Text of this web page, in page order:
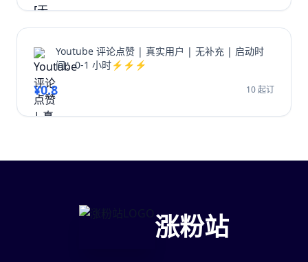
Youtube 评论点赞 | 真实用户 | 无补充 | 启动时
间：0-1 小时⚡⚡⚡
¥0.8 10 起订
涨粉站